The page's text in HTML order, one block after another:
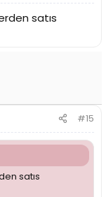
satıs
#15
satıs